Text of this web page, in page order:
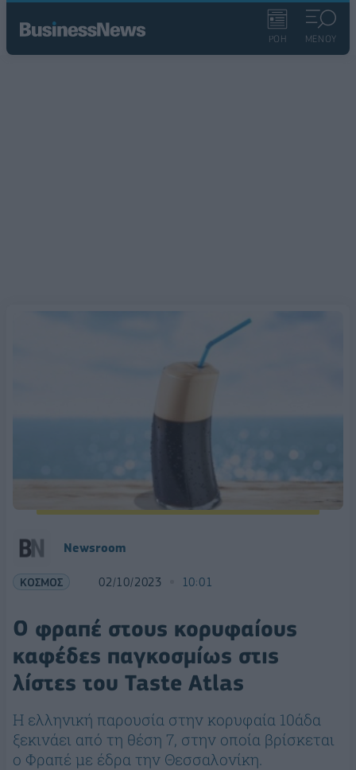
ΡΟΗ ΜΕΝΟΥ
Newsroom
ΚΟΣΜΟΣ 02/10/2023 10:01
Ο φραπέ στους κορυφαίους
καφέδες παγκοσμίως στις
λίστες του Taste Atlas
Η ελληνική παρουσία στην κορυφαία 10άδα
ξεκινάει από τη θέση 7, στην οποία βρίσκεται
ο Φραπέ με έδρα την Θεσσαλονίκη.